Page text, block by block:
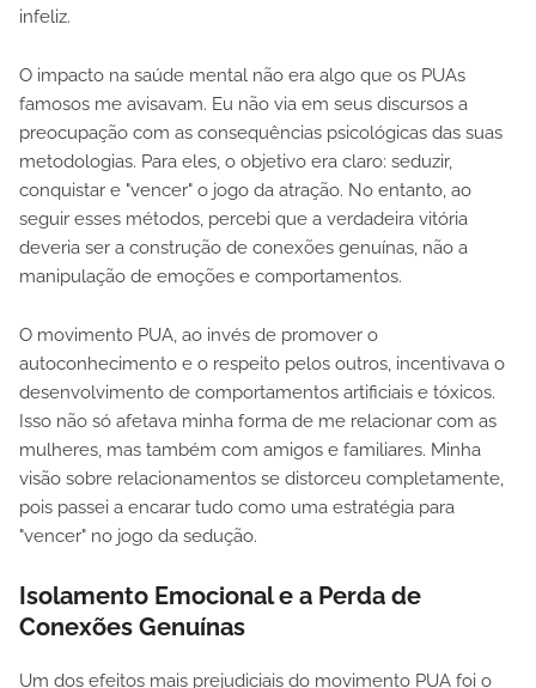
infeliz.
O impacto na saúde mental não era algo que os PUAs
famosos me avisavam. Eu não via em seus discursos a
preocupação com as consequências psicológicas das suas
metodologias. Para eles, o objetivo era claro: seduzir,
conquistar e "vencer" o jogo da atração. No entanto, ao
seguir esses métodos, percebi que a verdadeira vitória
deveria ser a construção de conexões genuínas, não a
manipulação de emoções e comportamentos.
O movimento PUA, ao invés de promover o
autoconhecimento e o respeito pelos outros, incentivava o
desenvolvimento de comportamentos artificiais e tóxicos.
Isso não só afetava minha forma de me relacionar com as
mulheres, mas também com amigos e familiares. Minha
visão sobre relacionamentos se distorceu completamente,
pois passei a encarar tudo como uma estratégia para
"vencer" no jogo da sedução.
Isolamento Emocional e a Perda de
Conexões Genuínas
Um dos efeitos mais prejudiciais do movimento PUA foi o